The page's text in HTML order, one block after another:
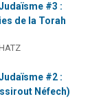
#3 :
de la Torah
#2 :
Néfech)